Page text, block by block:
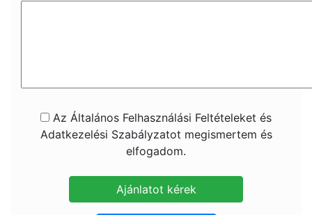
Az Általános Felhasználási Feltételeket és
Adatkezelési Szabályzatot megismertem és
elfogadom.